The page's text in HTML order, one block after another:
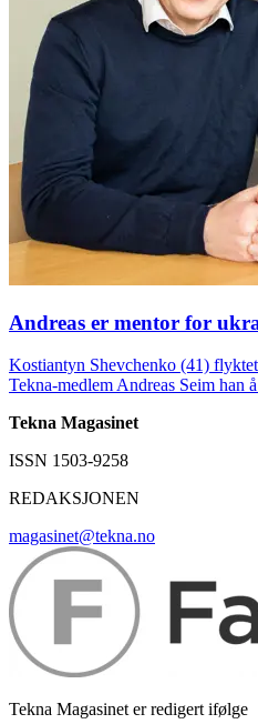
Andreas er mentor for
Kostiantyn Shevchenko (41)
Tekna-medlem Andreas Seim han
Tekna Magasinet
ISSN 1503-9258
REDAKSJONEN
magasinet@tekna.no
Tekna Magasinet er redigert ifølge